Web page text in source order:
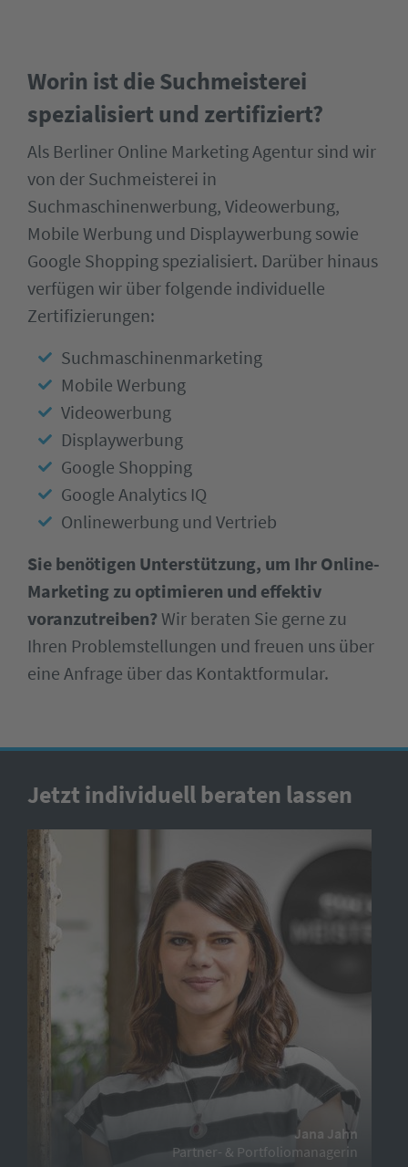
Worin ist die Suchmeisterei
spezialisiert und zertifiziert?
Als Berliner Online Marketing Agentur sind wir
von der Suchmeisterei in
Suchmaschinenwerbung, Videowerbung,
Mobile Werbung und Displaywerbung sowie
Google Shopping spezialisiert. Darüber hinaus
verfügen wir über folgende individuelle
Zertifizierungen:
Suchmaschinenmarketing
Mobile Werbung
Videowerbung
Displaywerbung
Google Shopping
Google Analytics IQ
Onlinewerbung und Vertrieb
Sie benötigen Unterstützung, um Ihr Online-
Marketing zu optimieren und effektiv
voranzutreiben?Wir beraten Sie gerne zu
Ihren Problemstellungen und freuen uns über
eine Anfrage über das Kontaktformular.
Jetzt individuell beraten lassen
Jana Jahn
Partner- & Portfoliomanagerin